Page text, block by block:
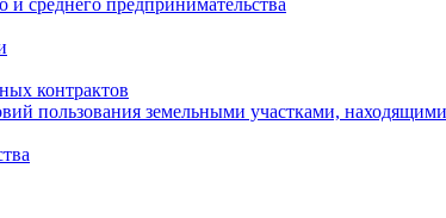
среднего предпринимательства
контрактов
пользования земельными участками,